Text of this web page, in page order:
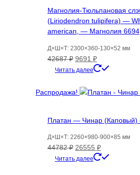
Магнолия-Тюльпановая
(Liriodendron tulipifera) —
american, — Магнолия 6694
Д×Ш×Т: 2300×360-130×52 мм
42687₽ Первоначальная
цена
42687 ₽.
9691 ₽Текущая
цена:
Читать далее
Распродажа!
Платан — Чинар (Каповый)
Д×Ш×Т: 2260×980-900×85 мм
44782₽ Первоначальная
цена
26555 ₽Текущая
цена:
Читать далее